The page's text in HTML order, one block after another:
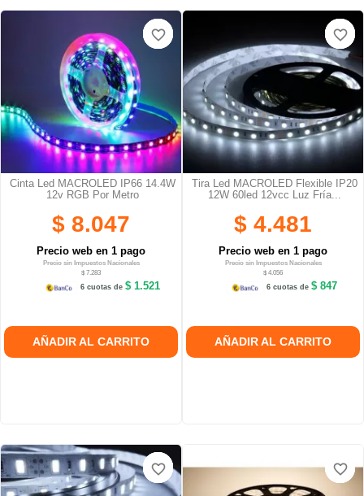
Cinta Led MACROLED IP66 14.4W
12v RGB Por Metro
$ 8.047
Precio web en 1 pago
Precio sin Impuestos Nacionales
$ 7.283
6 cuotas de $ 1.521
AÑADIR AL CARRITO
favorite_border
favorite_border
favorite_border
Tira Led MACROLED Flexible IP20
12W 60led 12vcc Luz Fría...
$ 4.481
Precio web en 1 pago
Precio sin Impuestos Nacionales
$ 4.056
6 cuotas de$ 847
AÑADIR AL CARRITO
favorite_border
favorite_border
favorite_border
favorite_border
favorite_border
favorite_border favorite_border
favorite_border
favorite_border